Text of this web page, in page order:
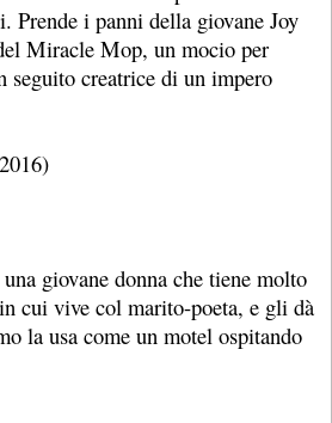
Prende i panni della giovane Joy
Miracle Mop, un mocio per
creatrice di un impero
giovane donna che tiene molto
cui vive col marito-poeta, e gli dà
la usa come un motel ospitando